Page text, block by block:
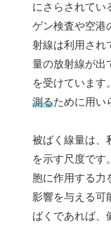
にさらされてい
ゲン検査や空港
射線は利用され
量の放射線が出
を受けています
測るために用い
被ばく線量は、
を示す尺度です
胞に作用する力
影響を与える可
ばくであれば、